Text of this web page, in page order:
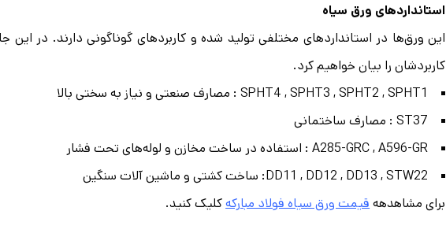
استانداردهای ورق سیاه
این ورق‌ها در استانداردهای مختلفی تولید شده و کاربردهای گوناگونی دارند. در این
کاربردشان را بیان خواهیم کرد.
SPHT4 , SPHT3 , SPHT2 , SPHT1 : مصارف صنعتی و نیاز به سختی بالا
ST37 : مصارف ساختمانی
A285-GRC , A596-GR : استفاده در ساخت مخازن و لوله‌های تحت فشار
DD11 , DD12 , DD13 , STW22: ساخت کشتی و ماشین آلات سنگین
برای مشاهدههقیمت ورق سیاه فولاد مبارکهکلیک کنید.